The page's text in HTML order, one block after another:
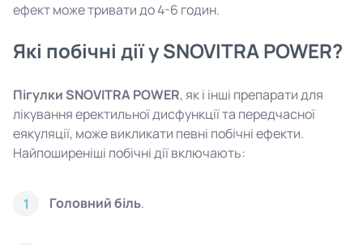
ефект може тривати до 4-6 годин.
Які побічні дії у SNOVITRA POWER?
Пігулки SNOVITRA POWER, як і інші препарати для
лікування еректильної дисфункції та передчасної
еякуляції, може викликати певні побічні ефекти.
Найпоширеніші побічні дії включають:
1 Головний біль.